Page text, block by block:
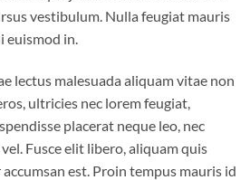
vestibulum. Nulla feugiat mauris
euismod in.
lectus malesuada aliquam vitae non
ultricies nec lorem feugiat,
placerat neque leo, nec
Fusce elit libero, aliquam quis
est. Proin tempus mauris id